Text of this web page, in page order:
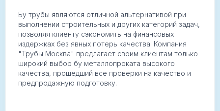
Бу трубы являются отличной альтернативой при
выполнении строительных и других категорий задач,
позволяя клиенту сэкономить на финансовых
издержках без явных потерь качества. Компания
"Трубы Москва" предлагает своим клиентам только
широкий выбор бу металлопроката высокого
качества, прошедший все проверки на качество и
предпродажную подготовку.